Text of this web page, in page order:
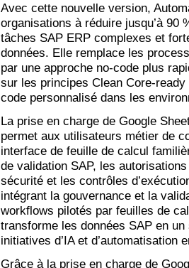
Avec cette nouvelle version,
organisations à réduire jusqu’à 90
tâches SAP ERP complexes et
données. Elle remplace les
par une approche no-code plus
sur les principes Clean Core-
code personnalisé dans les
La prise en charge de Google
permet aux utilisateurs métier de
interface de feuille de calcul
de validation SAP, les
sécurité et les contrôles
intégrant la gouvernance et la
workflows pilotés par feuilles de
transforme les données SAP en
initiatives d’IA et d’automatisation
Grâce à la prise en charge de